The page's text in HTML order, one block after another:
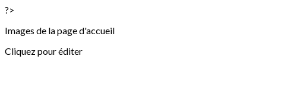
?>
Images de la page d'accueil
Cliquez pour éditer